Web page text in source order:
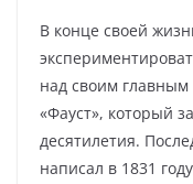
В конце своей
над своим
«Фауст», который
десятилетия.
написал в 1831